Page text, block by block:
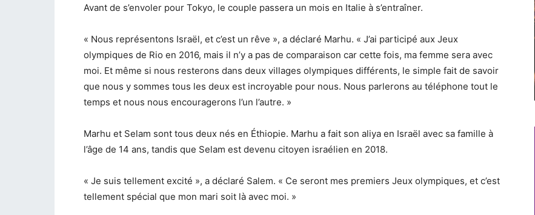
Avant de s’envoler pour Tokyo, le couple passera un mois en Italie à s’entraîner.
« Nous représentons Israël, et c’est un rêve », a déclaré Marhu. « J’ai participé aux Jeux
olympiques de Rio en 2016, mais il n’y a pas de comparaison car cette fois, ma femme sera avec
moi. Et même si nous resterons dans deux villages olympiques différents, le simple fait de savoir
que nous y sommes tous les deux est incroyable pour nous. Nous parlerons au téléphone tout le
temps et nous nous encouragerons l’un l’autre. »
Marhu et Selam sont tous deux nés en Éthiopie. Marhu a fait son aliya en Israël avec sa famille à
l’âge de 14 ans, tandis que Selam est devenu citoyen israélien en 2018.
« Je suis tellement excité », a déclaré Salem. « Ce seront mes premiers Jeux olympiques, et c’est
tellement spécial que mon mari soit là avec moi. »